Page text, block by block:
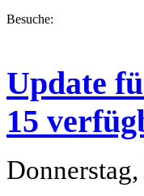
Besuche:
Update
15